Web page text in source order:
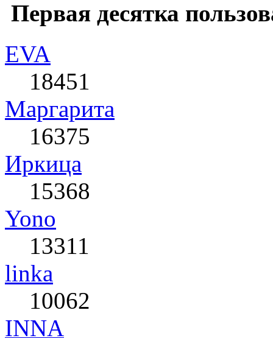
Первая десятка
EVA
18451
Маргарита
16375
Иркица
15368
Yono
13311
linka
10062
INNA